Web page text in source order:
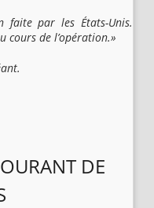
faite par les États-Unis.
cours de l’opération.»
DE